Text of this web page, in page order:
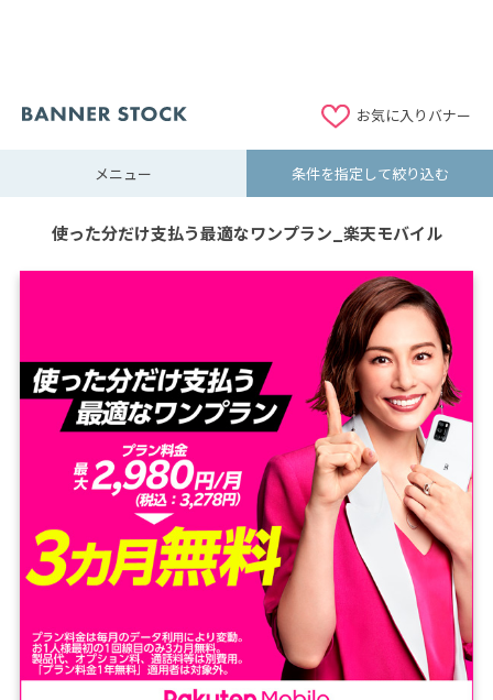
お気に入りバナー
メニュー 条件を指定して絞り込む
使った分だけ支払う最適なワンプラン_楽天モバイル